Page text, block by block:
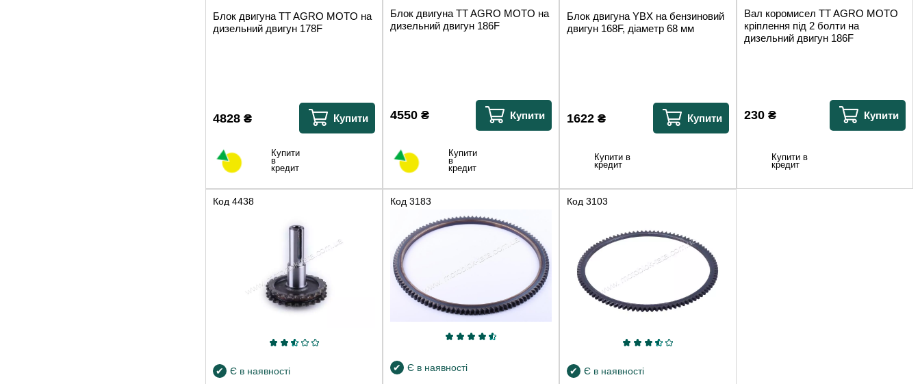
Блок двигуна TT AGRO MOTO на
дизельний двигун 178F
4828 ₴ Купити
Купити
в
кредит
Блок двигуна TT AGRO MOTO на
дизельний двигун 186F
4550₴ Купити
Купити
в
кредит
Блок двигуна YBX на бензиновий
двигун 168F, діаметр 68 мм
1622 ₴ Купити
Купити в
кредит
Вал коромисел TT AGRO MOTO
кріплення під 2 болти на
дизельний двигун 186F
230₴ Купити
Купити в
кредит
Код 4438
Є в наявності
Код 3183
Є в наявності
Код 3103
Є в наявності